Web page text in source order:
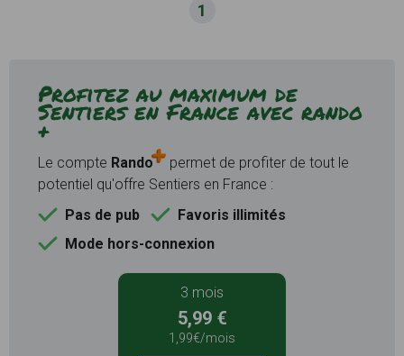
1
Profitez au maximum de
Sentiers en France avec rando
+
Le compte Rando
permet de profiter de tout le
potentiel qu'offre Sentiers en France :
Pas de pub
Favoris illimités
Mode hors-connexion
3 mois
5,99 €
1,99€/mois